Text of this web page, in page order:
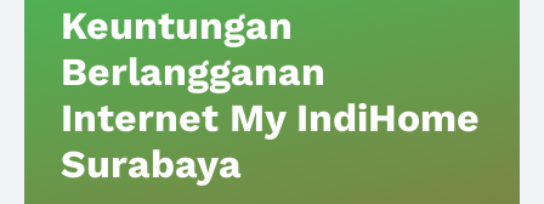
Keuntungan
Berlangganan
Internet My IndiHome
Surabaya